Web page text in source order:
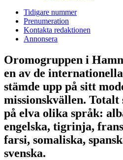
Tidigare nummer
Prenumeration
Kontakta redaktionen
Annonsera
Oromogruppen i
en av de
stämde upp på sitt
missionskvällen. Totalt
på elva olika språk:
engelska, tigrinja,
farsi, somaliska,
svenska.